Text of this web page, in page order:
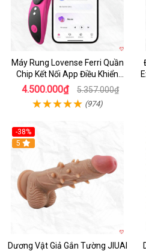
Máy Rung Lovense Ferri Quần
Chip Kết Nối App Điều Khiển
Thông Minh
4.500.000₫ 5.357.000₫
(974)
-38%
5
Dương Vật Giả Gắn Tường JIUAI